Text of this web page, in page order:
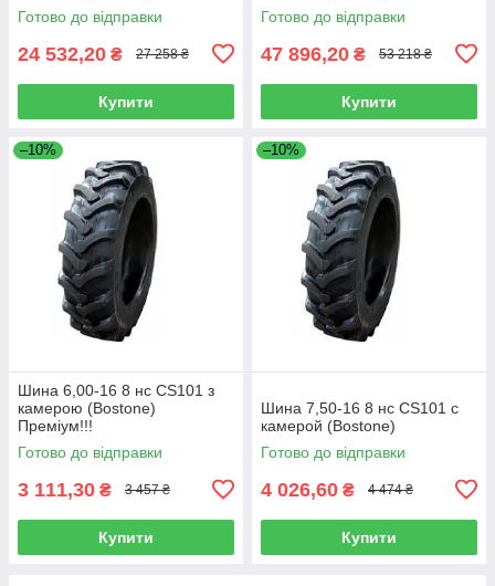
Готово до відправки
24 532,20 ₴ 27 258 ₴
Купити
Готово до відправки
47 896,20 ₴ 53 218 ₴
Купити
–10%
Шина 6,00-16 8 нс CS101 з
камерою (Bostone)
Преміум!!!
Готово до відправки
3 111,30 ₴ 3 457 ₴
Купити
–10%
Шина 7,50-16 8 нс CS101 с
камерой (Bostone)
Готово до відправки
4 026,60 ₴ 4 474 ₴
Купити